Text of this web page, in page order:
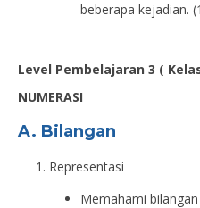
beberapa kejadian.
Level Pembelajaran 3 (
NUMERASI
A. Bilangan
Representasi
Memahami